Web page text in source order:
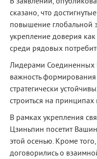
сказано, что
повышение глобальной
укрепление доверия
среди рядовых
Лидерами Соединенных
важность
стратегически
строиться на
В рамках укрепления
Цзиньпин посетит
этой осенью. Кроме
договорились о